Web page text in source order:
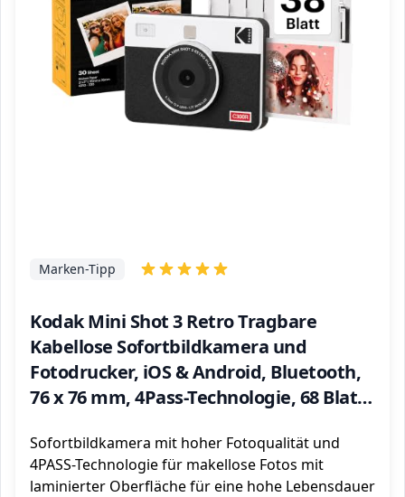
Kodak Mini Shot 3 Retro Tragbare
Kabellose Sofortbildkamera und
Fotodrucker, iOS & Android, Bluetooth,
76 x 76 mm, 4Pass-Technologie, 68 Blatt
Marken-Tipp
Sofortbildkamera mit hoher Fotoqualität und
4PASS-Technologie für makellose Fotos mit
laminierter Oberfläche für eine hohe Lebensdauer